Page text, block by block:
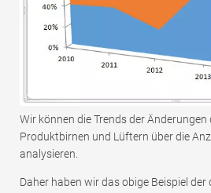
Wir können die Trends der
Produktbirnen und Lüftern über die
analysieren.
Daher haben wir das obige Beispiel der